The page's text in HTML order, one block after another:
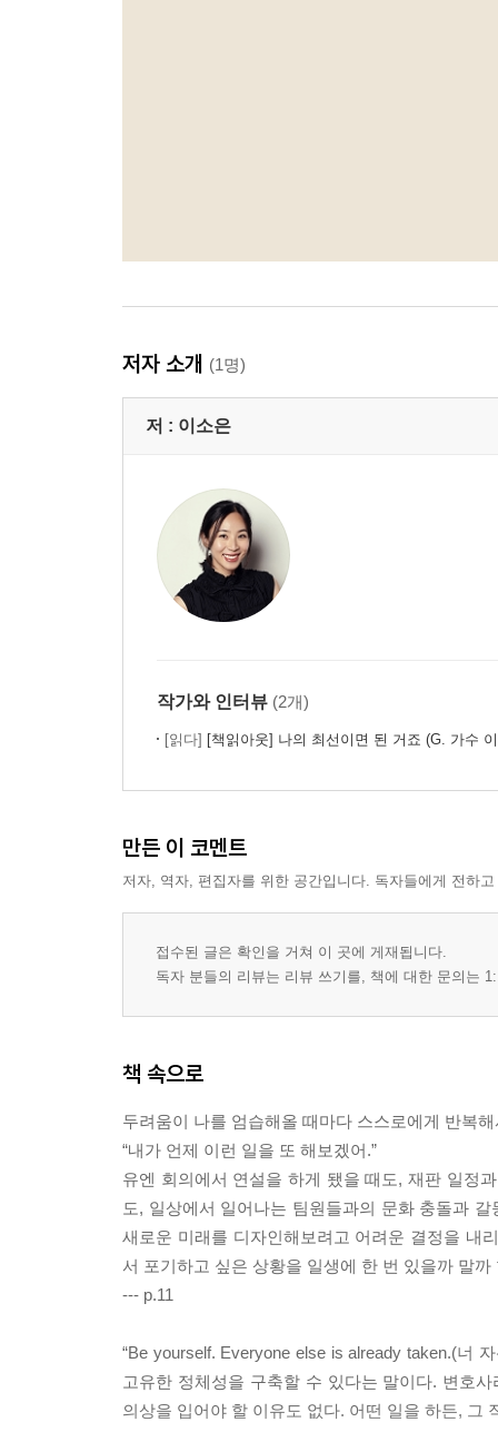
저자 소개 (1명)
저 : 이소은
작가와 인터뷰 (2개)
[읽다] [책읽아웃] 나의 최선이면 된 거죠 (G. 가수
만든 이 코멘트
저자, 역자, 편집자를 위한 공간입니다. 독자들에게 전하
접수된 글은 확인을 거쳐 이 곳에 게재됩니다.
독자 분들의 리뷰는 리뷰 쓰기를, 책에 대한 문의는
책 속으로
두려움이 나를 엄습해올 때마다 스스로에게 반복
“내가 언제 이런 일을 또 해보겠어.”
유엔 회의에서 연설을 하게 됐을 때도, 재판 일정
도, 일상에서 일어나는 팀원들과의 문화 충돌과
새로운 미래를 디자인해보려고 어려운 결정을 내
서 포기하고 싶은 상황을 일생에 한 번 있을까 말
--- p.11
“Be yourself. Everyone else is already taken.(너
고유한 정체성을 구축할 수 있다는 말이다. 변호
의상을 입어야 할 이유도 없다. 어떤 일을 하든, 그